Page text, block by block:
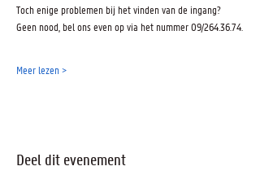
Toch enige problemen bij het vinden van de ingang?
Geen nood, bel ons even op via het nummer 09/264.36.74.
Meer lezen >
Deel dit evenement